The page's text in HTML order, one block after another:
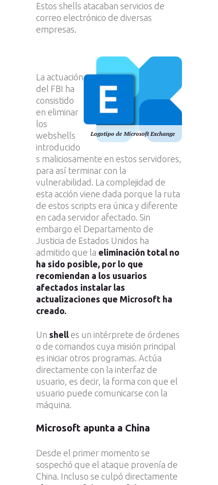
Estos shells atacaban servicios de
correo electrónico de diversas
empresas.
Logotipo de Microsoft Exchange
La actuación
del FBI ha
consistido
en eliminar
los
webshells
introducido
s maliciosamente en estos servidores,
para así terminar con la
vulnerabilidad. La complejidad de
esta acción viene dada porque la ruta
de estos scripts era única y diferente
en cada servidor afectado. Sin
embargo el Departamento de
Justicia de Estados Unidos ha
admitido que la eliminación total no
ha sido posible, por lo que
recomiendan a los usuarios
afectados instalar las
actualizaciones que Microsoft ha
creado.
Un shell es un intérprete de órdenes
o de comandos cuya misión principal
es iniciar otros programas. Actúa
directamente con la interfaz de
usuario, es decir, la forma con que el
usuario puede comunicarse con la
máquina.
Microsoft apunta a China
Desde el primer momento se
sospechó que el ataque provenía de
China. Incluso se culpó directamente